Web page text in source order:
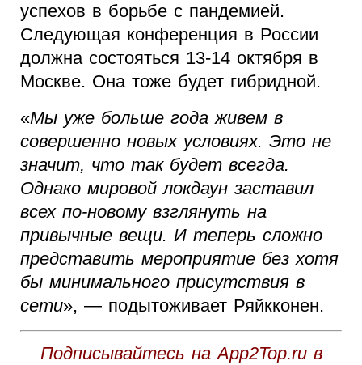
успехов в борьбе с пандемией.
Следующая конференция в России
должна состояться 13-14 октября в
Москве. Она тоже будет гибридной.
«Мы уже больше года живем в
совершенно новых условиях. Это не
значит, что так будет всегда.
Однако мировой локдаун заставил
всех по-новому взглянуть на
привычные вещи. И теперь сложно
представить мероприятие без хотя
бы минимального присутствия в
сети», — подытоживает Ряйкконен.
Подписывайтесь на App2Top.ru в